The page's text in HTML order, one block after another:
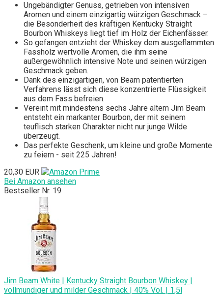
Ungebändigter Genuss, getrieben von intensiven
Aromen und einem einzigartig würzigen Geschmack –
die Besonderheit des kräftigen Kentucky Straight
Bourbon Whiskeys liegt tief im Holz der Eichenfässer.
So gefangen entzieht der Whiskey dem ausgeflammten
Fassholz wertvolle Aromen, die ihm seine
außergewöhnlich intensive Note und seinen würzigen
Geschmack geben.
Dank des einzigartigen, von Beam patentierten
Verfahrens lässt sich diese konzentrierte Flüssigkeit
aus dem Fass befreien.
Vereint mit mindestens sechs Jahre altem Jim Beam
entsteht ein markanter Bourbon, der mit seinem
teuflisch starken Charakter nicht nur junge Wilde
überzeugt.
Das perfekte Geschenk, um kleine und große Momente
zu feiern - seit 225 Jahren!
20,30 EUR
Bei Amazon ansehen
Bestseller Nr. 19
Jim Beam White | Kentucky Straight Bourbon Whiskey |
vollmundiger und milder Geschmack | 40% Vol. | 1,5l